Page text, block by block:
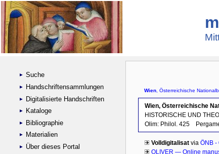
Suche
Handschriftensammlungen
Digitalisierte Handschriften
Kataloge
Bibliographie
Materialien
Über dieses Portal